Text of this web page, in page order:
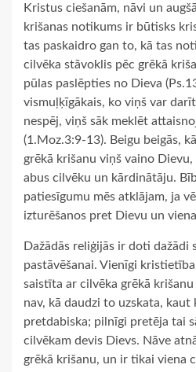
Kristus ciešanām, nāvi un
krišanas notikums ir būtisks
tas paskaidro gan to, kā tas
cilvēka stāvoklis pēc grēkā
pūlas paslēpties no Dieva
vismuļķīgākais, ko viņš var
nespēj, viņš sāk meklēt
(1.Moz.3:9-13). Beigu beigās,
grēkā krišanu viņš vaino
abus cilvēku un kārdinātāju.
patiesīgumu mēs atklājam, ja
izturēšanos pret Dievu un
Dažādās reliģijās ir doti dažādi
pastāvēšanai. Vienīgi
saistīta ar cilvēka grēkā
nav, kā daudzi to uzskata, kaut
pretdabiska; pilnīgi pretēja tai
cilvēkam devis Dievs. Nāve
grēkā krišanu, un ir tikai viena